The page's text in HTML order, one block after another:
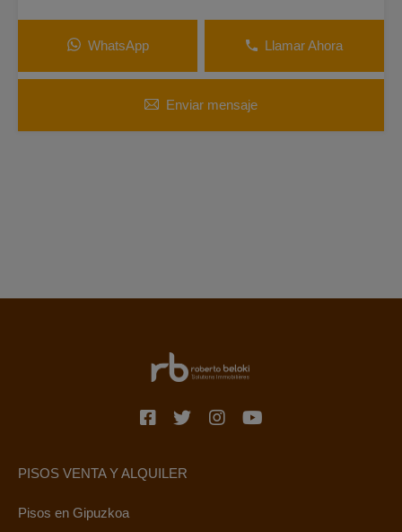
WhatsApp Llamar Ahora
Enviar mensaje
PISOS VENTA Y ALQUILER
Pisos en Gipuzkoa